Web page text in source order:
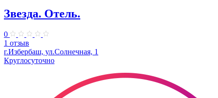
Звезда. Отель.
0
1 отзыв
г.Избербаш, ул.Солнечная, 1
Круглосуточно